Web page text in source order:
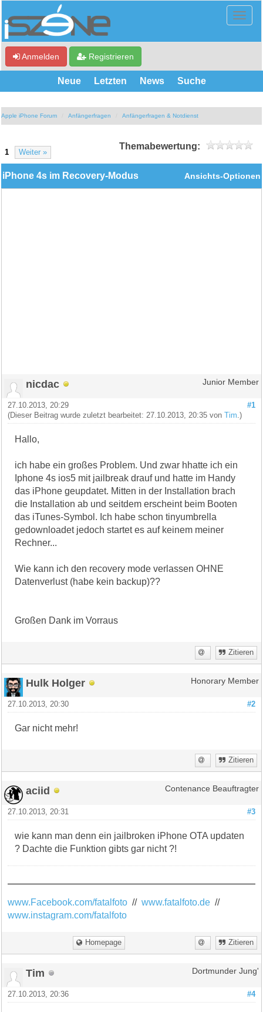
Anmelden Registrieren
Neue Letzten News Suche
Apple iPhone Forum Anfängerfragen Anfängerfragen & Notdienst
1 Weiter »
Themabewertung:
Ansichts-Optionen
iPhone 4s im Recovery-Modus
nicdac Junior Member
#1
27.10.2013, 20:29
(Dieser Beitrag wurde zuletzt bearbeitet: 27.10.2013, 20:35 vonTim .)
Hallo,
ich habe ein großes Problem. Und zwar hhatte ich ein
Iphone 4s ios5 mit jailbreak drauf und hatte im Handy
das iPhone geupdatet. Mitten in der Installation brach
die Installation ab und seitdem erscheint beim Booten
das iTunes-Symbol. Ich habe schon tinyumbrella
gedownloadet jedoch startet es auf keinem meiner
Rechner...
Wie kann ich den recovery mode verlassen OHNE
Datenverlust (habe kein backup)??
Großen Dank im Vorraus
Zitieren
Hulk Holger Honorary Member
#2
27.10.2013, 20:30
Gar nicht mehr!
Zitieren
aciid Contenance Beauftragter
#3
27.10.2013, 20:31
wie kann man denn ein jailbroken iPhone OTA updaten
? Dachte die Funktion gibts gar nicht ?!
www.Facebook.com/fatalfoto //www.fatalfoto.de //
www.instagram.com/fatalfoto
Homepage Zitieren
Tim Dortmunder Jung'
#4
27.10.2013, 20:36